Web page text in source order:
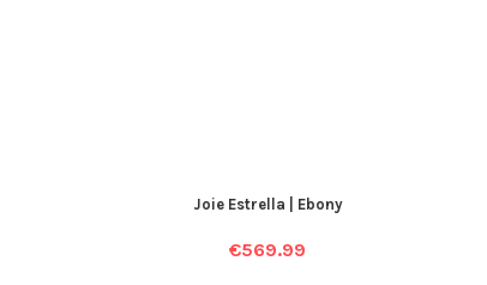
Joie Estrella | Ebony
€569.99